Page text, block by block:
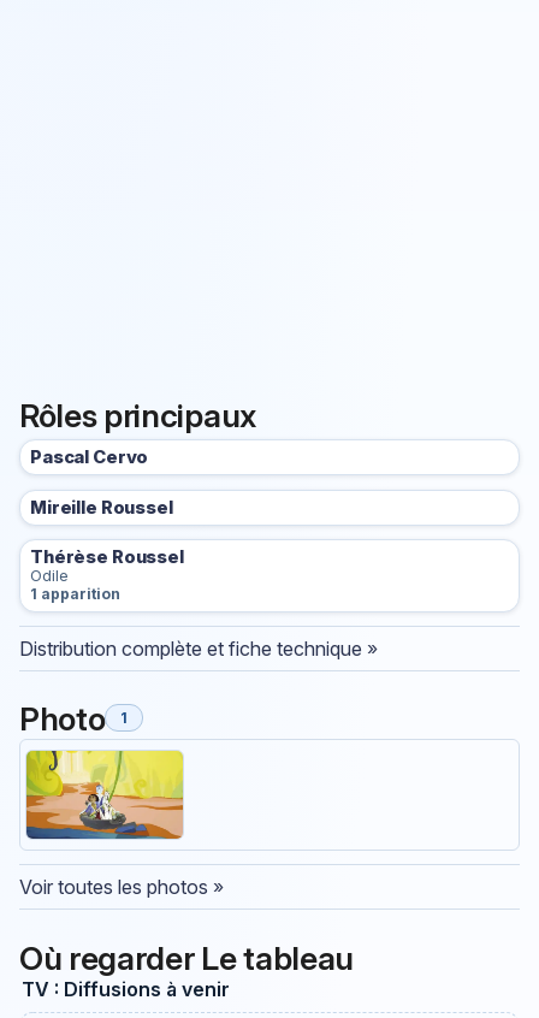
Rôles principaux
Pascal Cervo
Mireille Roussel
Thérèse Roussel
Odile
1 apparition
Distribution complète et fiche technique »
Photo 1
Voir toutes les photos »
Où regarder Le tableau
TV : Diffusions à venir